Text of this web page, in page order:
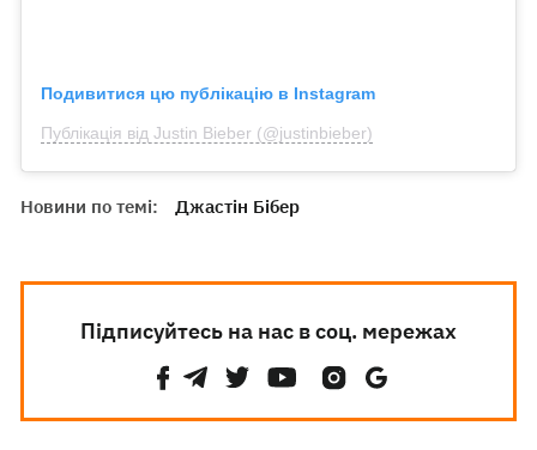
Подивитися цю публікацію в Instagram
Публікація від Justin Bieber (@justinbieber)
Новини по темі: Джастін Бібер
Підписуйтесь на нас в соц. мережах